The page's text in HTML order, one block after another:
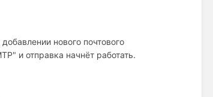
нового почтового
и отправка начнёт работать.